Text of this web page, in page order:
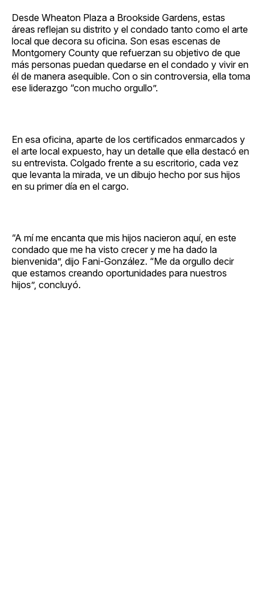
Desde Wheaton Plaza a Brookside Gardens, estas
áreas reflejan su distrito y el condado tanto como el arte
local que decora su oficina. Son esas escenas de
Montgomery County que refuerzan su objetivo de que
más personas puedan quedarse en el condado y vivir en
él de manera asequible. Con o sin controversia, ella toma
ese liderazgo “con mucho orgullo”.
En esa oficina, aparte de los certificados enmarcados y
el arte local expuesto, hay un detalle que ella destacó en
su entrevista. Colgado frente a su escritorio, cada vez
que levanta la mirada, ve un dibujo hecho por sus hijos
en su primer día en el cargo.
“A mí me encanta que mis hijos nacieron aquí, en este
condado que me ha visto crecer y me ha dado la
bienvenida”, dijo Fani-González. “Me da orgullo decir
que estamos creando oportunidades para nuestros
hijos”, concluyó.